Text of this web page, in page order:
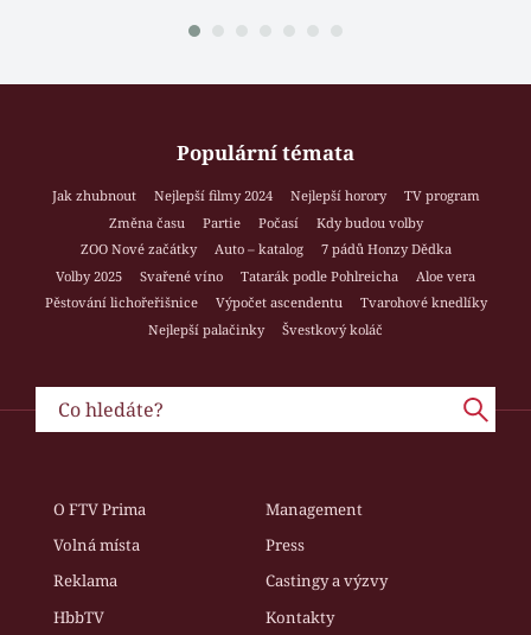
Populární témata
Jak zhubnout Nejlepší filmy 2024 Nejlepší horory
TV program
Změna času
Partie Počasí
Kdy budou volby
ZOO Nové začátky
Auto – katalog
7 pádů Honzy Dědka
Volby 2025
Svařené víno Tatarák podle Pohlreicha
Aloe vera
Pěstování lichořeřišnice
Výpočet ascendentu
Tvarohové knedlíky
Nejlepší palačinky
Švestkový koláč
O FTV Prima
Management
Volná místa
Press
Reklama
Castingy a výzvy
HbbTV
Kontakty